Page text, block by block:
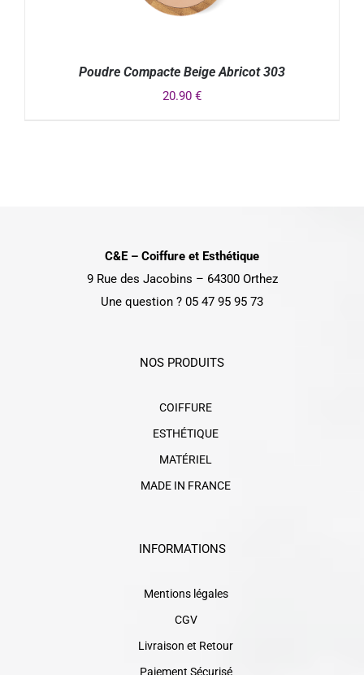
Poudre Compacte Beige Abricot 303
20.90 €
C&E – Coiffure et Esthétique
9 Rue des Jacobins – 64300 Orthez
Une question ? 05 47 95 95 73
NOS PRODUITS
COIFFURE
ESTHÉTIQUE
MATÉRIEL
MADE IN FRANCE
INFORMATIONS
Mentions légales
CGV
Livraison et Retour
Paiement Sécurisé